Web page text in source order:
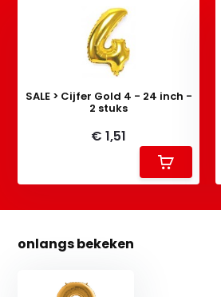
SALE > Cijfer Gold 4 - 24 inch -
2 stuks
€ 1,51
onlangs bekeken